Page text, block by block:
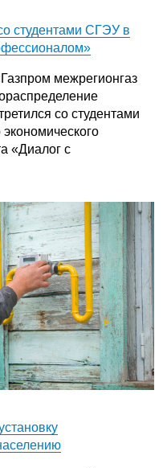
студентами СГЭУ в
межрегионгаз
со студентами
«Диалог с